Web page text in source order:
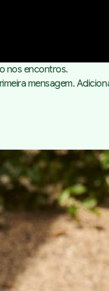
nos encontros.
mensagem.